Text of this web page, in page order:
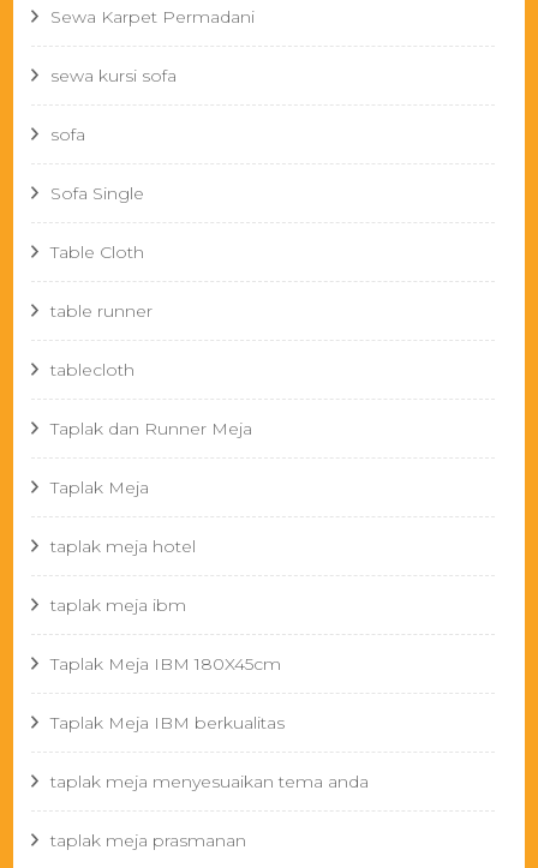
Sewa Karpet Permadani
sewa kursi sofa
sofa
Sofa Single
Table Cloth
table runner
tablecloth
Taplak dan Runner Meja
Taplak Meja
taplak meja hotel
taplak meja ibm
Taplak Meja IBM 180X45cm
Taplak Meja IBM berkualitas
taplak meja menyesuaikan tema anda
taplak meja prasmanan